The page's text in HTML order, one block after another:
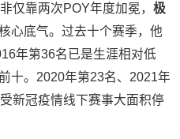
仅靠两次POY年度加冕， 极
心底气。过去十个赛季，他
年第36名已是生涯相对低
十。2020年第23名、2021年
新冠疫情线下赛事大面积停